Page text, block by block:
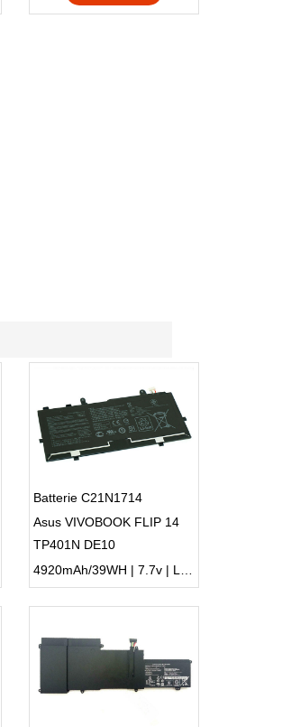
Batterie C21N1714
Asus VIVOBOOK FLIP 14
TP401N DE10